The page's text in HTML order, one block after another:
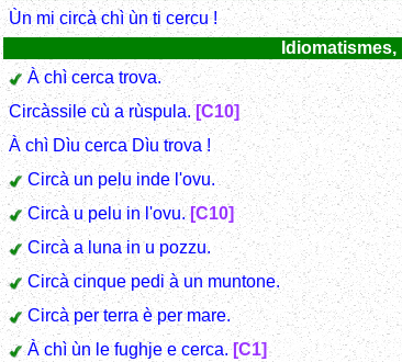
Ùn mi circà chì ùn ti cercu !
À chì cerca trova.
Circàssile cù a rùspula.[C10]
À chì Dìu cerca Dìu trova !
Circà un pelu inde l'ovu.
Circà u pelu in l'ovu.[C10]
Circà a luna in u pozzu.
Circà cinque pedi à un muntone.
Circà per terra è per mare.
À chì ùn le fughje e cerca.[C1]